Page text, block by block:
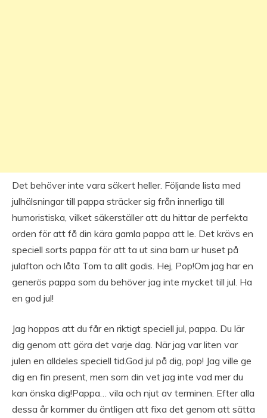
Det behöver inte vara säkert heller. Följande lista med
julhälsningar till pappa sträcker sig från innerliga till
humoristiska, vilket säkerställer att du hittar de perfekta
orden för att få din kära gamla pappa att le. Det krävs en
speciell sorts pappa för att ta ut sina barn ur huset på
julafton och låta Tom ta allt godis. Hej, Pop!Om jag har en
generös pappa som du behöver jag inte mycket till jul. Ha
en god jul!
Jag hoppas att du får en riktigt speciell jul, pappa. Du lär
dig genom att göra det varje dag. När jag var liten var
julen en alldeles speciell tid.God jul på dig, pop! Jag ville ge
dig en fin present, men som din vet jag inte vad mer du
kan önska dig!Pappa… vila och njut av terminen. Efter alla
dessa år kommer du äntligen att fixa det genom att sätta